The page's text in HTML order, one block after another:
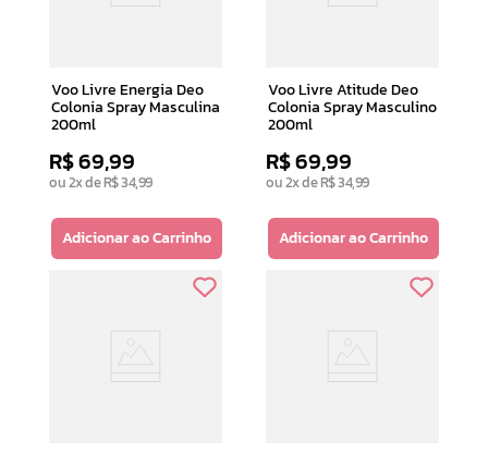
Voo Livre Energia Deo
Colonia Spray Masculina
200ml
R$69,99
ou2x deR$34,99
Adicionar ao Carrinho
Voo Livre Atitude Deo
Colonia Spray Masculino
200ml
R$69,99
ou2x deR$34,99
Adicionar ao Carrinho